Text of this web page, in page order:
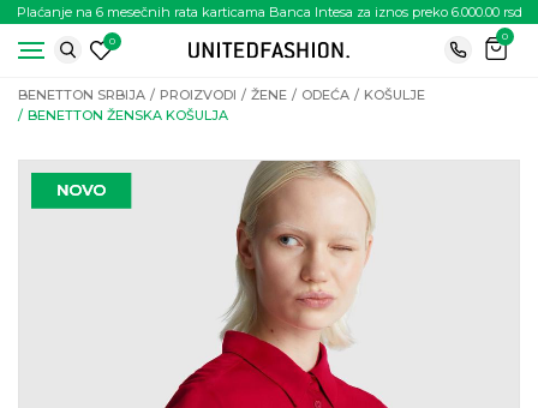
Plaćanje na 6 mesečnih rata karticama Banca Intesa za iznos preko 6.000.00 rsd
0
0
BENETTON SRBIJA PROIZVODI ŽENE ODEĆA
KOŠULJE
BENETTON ŽENSKA KOŠULJA